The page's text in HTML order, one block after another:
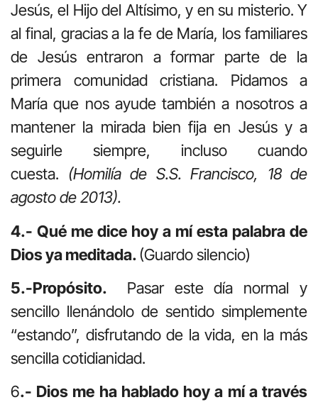
Jesús, el Hijo del Altísimo, y en su misterio. Y
al final, gracias a la fe de María, los familiares
de Jesús entraron a formar parte de la
primera comunidad cristiana. Pidamos a
María que nos ayude también a nosotros a
mantener la mirada bien fija en Jesús y a
seguirle siempre, incluso cuando
cuesta. (Homilía de S.S. Francisco, 18 de
agosto de 2013).
4.- Qué me dice hoy a mí esta palabra de
Dios ya meditada.(Guardo silencio)
5.-Propósito.
Pasar este día normal y
sencillo llenándolo de sentido simplemente
“estando”, disfrutando de la vida, en la más
sencilla cotidianidad.
6.- Dios me ha hablado hoy a mí a través